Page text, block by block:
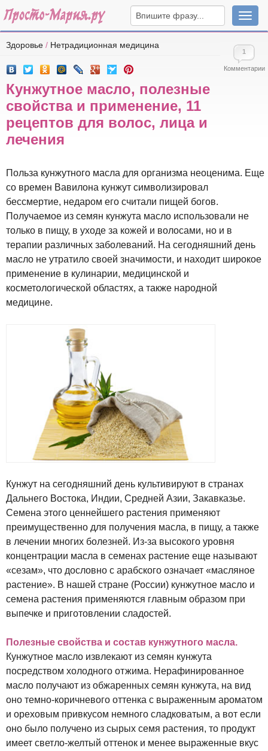
Здоровье / Нетрадиционная медицина
1
Комментарии
Кунжутное масло, полезные
свойства и применение, 11
рецептов для волос, лица и
лечения
Польза кунжутного масла для организма неоценима. Еще
со времен Вавилона кунжут символизировал
бессмертие, недаром его считали пищей богов.
Получаемое из семян кунжута масло использовали не
только в пищу, в уходе за кожей и волосами, но и в
терапии различных заболеваний. На сегодняшний день
масло не утратило своей значимости, и находит широкое
применение в кулинарии, медицинской и
косметологической областях, а также народной
медицине.
Кунжут на сегодняшний день культивируют в странах
Дальнего Востока, Индии, Средней Азии, Закавказье.
Семена этого ценнейшего растения применяют
преимущественно для получения масла, в пищу, а также
в лечении многих болезней. Из-за высокого уровня
концентрации масла в семенах растение еще называют
«сезам», что дословно с арабского означает «масляное
растение». В нашей стране (России) кунжутное масло и
семена растения применяются главным образом при
выпечке и приготовлении сладостей.
Полезные свойства и состав кунжутного масла.
Кунжутное масло извлекают из семян кунжута
посредством холодного отжима. Нерафинированное
масло получают из обжаренных семян кунжута, на вид
оно темно-коричневого оттенка с выраженным ароматом
и ореховым привкусом немного сладковатым, а вот если
оно было получено из сырых семя растения, то продукт
имеет светло-желтый оттенок и менее выраженные вкус